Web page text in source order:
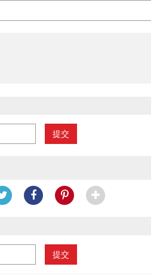
提交
提交